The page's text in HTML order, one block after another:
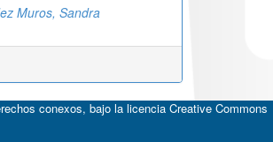
Muros, Sandra
conexos, bajo la licencia Creative Commons